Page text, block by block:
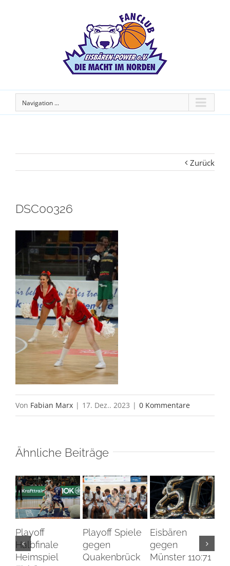
Navigation ...
Zurück
DSC00326
Von Fabian Marx | 17. Dez.. 2023 | 0 Kommentare
Ähnliche Beiträge
Playoff
Halbfinale
Heimspiel
Playoff Spiele
gegen
Quakenbrück
Eisbären
gegen
Münster 110:71